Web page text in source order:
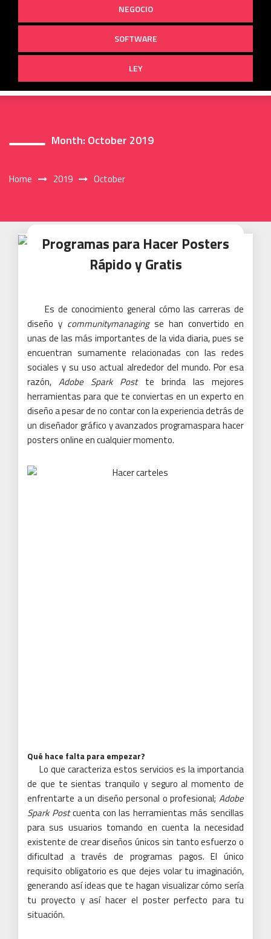
NEGOCIO
SOFTWARE
LEY
Month: October 2019
Home 2019 October
Programas para Hacer Posters
Rápido y Gratis
Es de conocimiento general cómo las carreras de
diseño y communitymanagingse han convertido en
unas de las más importantes de la vida diaria, pues se
encuentran sumamente relacionadas con las redes
sociales y su uso actual alrededor del mundo. Por esa
razón,Adobe Spark Postte brinda las mejores
herramientas para que te conviertas en un experto en
diseño a pesar de no contar con la experiencia detrás de
un diseñador gráfico y avanzados programaspara hacer
posters online en cualquier momento.
Qué hace falta para empezar?
Lo que caracteriza estos servicios es la importancia
de que te sientas tranquilo y seguro al momento de
enfrentarte a un diseño personal o profesional; Adobe
Spark Postcuenta con las herramientas más sencillas
para sus usuarios tomando en cuenta la necesidad
existente de crear diseños únicos sin tanto esfuerzo o
dificultad a través de programas pagos. El único
requisito obligatorio es que dejes volar tu imaginación,
generando así ideas que te hagan visualizar cómo sería
tu proyecto y así hacer el poster perfecto para tu
situación.